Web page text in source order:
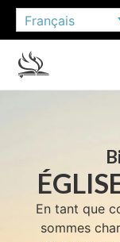
Français
En tant que
sommes